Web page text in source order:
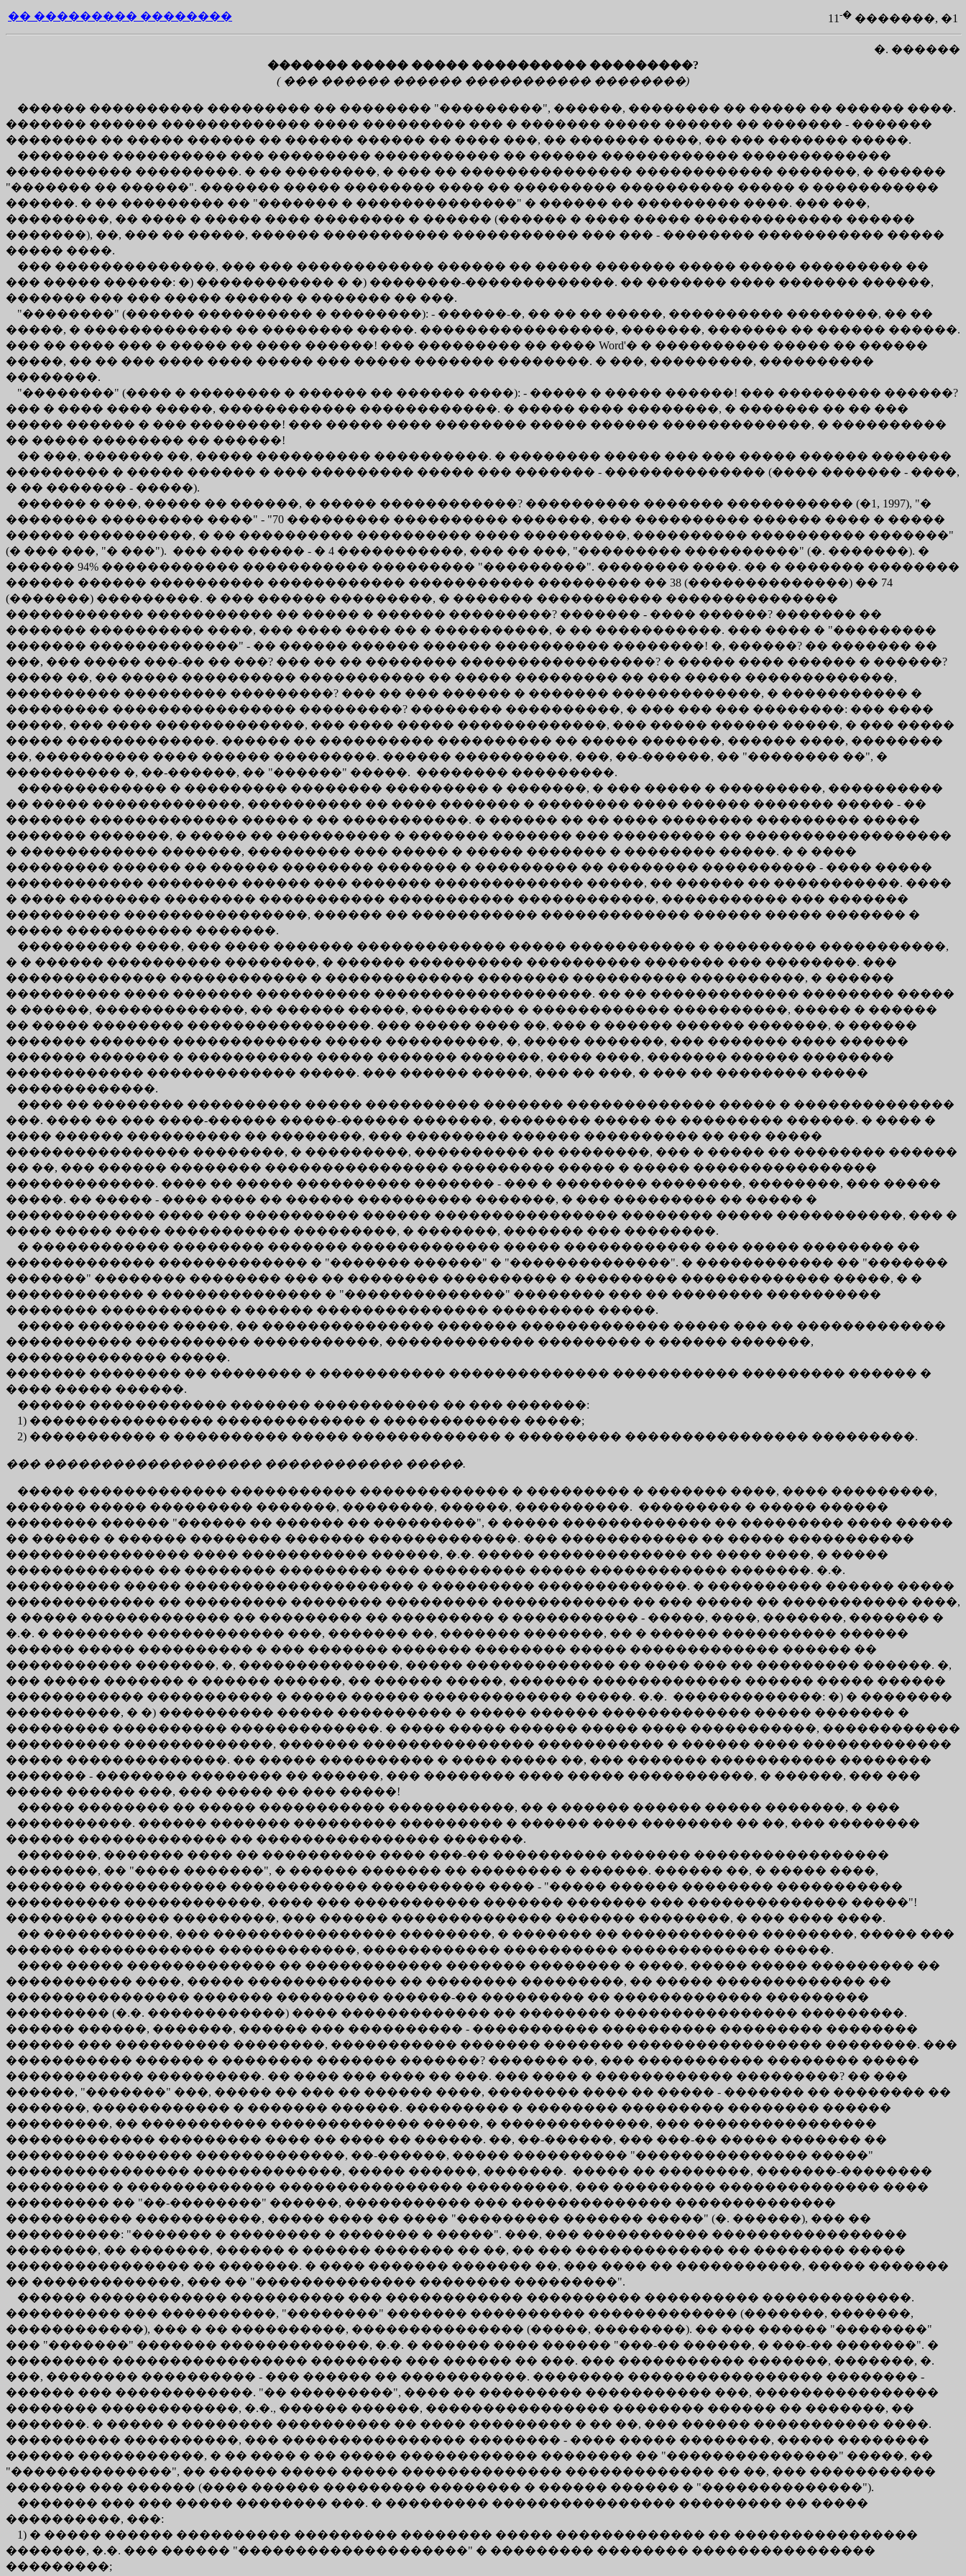
�� ��������� �������� 11 -� �������, �1
�. ������
������� ����� ����� ���������� ���������?
( ��� ������ ������ ����������� ��������)
������ ���������� ��������� �� �������� "���������", ������, �������� �� ����� �� ������ ����.
������� ������ ������������� ���� ��������� ��� � ������� ����� ������ �� ������� - �������
�������� �� ����� ������ �� ������ ������ �� ���� ���, �� ������� ����, �� ��� ������� �����.
�������� ���������� ��� ��������� ����������� �� ������ ������������ �������������
����������� ���������. � �� ��������, � ��� �� ��������������� ������������ �������, � ������
"������� �� ������". ������� ����� �������� ���� �� ��������� ���������� ����� � �����������
������. � �� ��������� �� "������� � ��������������" � ������ �� ��������� ����. ��� ���,
���������, �� ���� � ����� ���� �������� � ������ (������ � ���� ����� ������������� ������
�������), ��, ��� �� �����, ������ ����������� ����������� ��� ��� - �������� ����������� �����
����� ����.
��� ��������������, ��� ��� ������������ ������ �� ����� ������� ����� ����� ��������� ��
��� ����� ������: �) ������������ � �) ��������-�������������. �� ������� ���� ������� ������,
������� ��� ��� ����� ������ � ������� �� ���.
"��������" (������ ���������� � ��������): - ������-�, �� �� �� �����, ���������� ��������, �� ��
�����, � ������������� �� �������� �����. �����������������, �������, ������� �� ������ ������.
��� �� ���� ��� � ����� �� ���� ������! ��� ��������� �� ���� Word'� � ���������� ����� �� ������
�����, �� �� ��� ���� ���� ����� ��� ����� ������� ��������. � ���, ���������, ����������
��������.
"��������" (���� � �������� � ������ �� ������ ����): - ����� � ����� ������! ��� ��������� ������?
��� � ���� ���� �����, ������������ ������������. � ����� ���� ��������, � ������� �� �� ���
����� ������ � ��� ��������! ��� ����� ���� �������� ����� ������ �������������, � ����������
�� ����� �������� �� ������!
�� ���, ������� ��, ����� ���������� ����������. � �������� ����� ��� ��� ����� ������ �������
��������� � ����� ������ � ��� ��������� ����� ��� ������� - �������������� (���� ������� - ����,
� �� ������� - �����).
������ � ���, ����� �� ������, � ����� ������������? ���������� ������� ����������� (�1, 1997), "�
�������� ��������� ����" - "70 ��������� ���������� �������, ��� ���������� ������ ���� � �����
������ ����������, � �� ���������� ���������� ���� ���������, ���������� ���������� �������"
(� ��� ���, "� ���"). ��� ��� ����� - � 4 �����������, ��� �� ���, "��������� ����������" (�. �������). �
������ 94% ������������ ����������� ��������� "���������". �������� ����. �� � ������� ��������
������ ������ ���������� ������������ ����������� ��������� �� 38 (��������������) �� 74
(�������) ���������. � ��� ������ ���������, � ������� ����������� ���������������
������������ ����������� �� ����� � ������ ���������? ������� - ���� ������? ������� ��
������� ���������� ����, ��� ���� ���� �� � ����������, � �� �����������. ��� ���� � "���������
������� �������������" - �� ������ ������ ������ ���������� ��������! �, ������? �� ������� ��
���, ��� ����� ���-�� �� ���? ��� �� �� �������� �����������������? � ����� ���� ������ � ������?
����� ��, �� ����� ���������� ����������� �� ����� ��������� �� ��� ����� �������������,
���������� ��������� ���������? ��� �� ��� ������ � ������� �������������, � ����������� �
��������� ���������������� ���������? �������� ����������, � ��� ��� ��� ��������: ��� ����
�����, ��� ���� �������������, ��� ���� ����� �������������, ��� ����� ������ �����, � ��� �����
����� �������������. ������ �� ���������� ���������� �� ����� �������, ������ ����, ��������
��, ���������� ���� ������ ���������. ������ ����������, ���, ��-������, �� "�������� ��", �
���������� �, ��-������, �� "������" �����. �������� ���������.
������������� � ��������� �������� ��������� � �������, � ��� ����� � ���������, ����������
�� ����� �������������, ���������� �� ���� ������� � �������� ���� ������ ������� ����� - ��
������� ������������� ����� � �� �����������. � ������ �� �� ���� �������� ��������� �����
������� �������, � ����� �� ���������� � ������� ������� ��� ��������� �� ������������������
� ������������ �������, ��������� ��� ����� � ����� ������� � �������� �����. � � ����
��������� ������ �� ������ �������� ������� � ��������� �� �������� ���������� - ���� �����
������������ �������� ������ ��� ������� ������������� �����, �� ������ �� �����������. ����
� ���� �������� �������� ����������� ����������� ������������, ����������� ��� �������
���������� ����������������, ������ �� ����������� ������������� ������ ����� ������� �
����� ����������� �������.
���������� ����, ��� ���� ������� ������������� ����� ����������� � ��������� �����������,
� � ������ ���������� ��������, � ������ ���������� ���������� ������� ��� ��������. ���
�������������� ������������ � ������������� �������� ���������� ����������, � ������
���������� ���� ������� ���������� �������������������. �� �� ������������� �������� �����
� ������, �������������, �� ������ �����, ��������� � ������������ ����������, ����� � ������
�� ����� �������� ����������������. ��� ����� ���� ��, ��� � ������ ������ �������, � ������
������� ������� ������������� ����� ����������, �, ����� �������, ��� ������� ���� ������
������� ������� � ����������� ����� ������� �������, ���� ����, ������� ������ ��������
������������ ������������� �����. ��� ������ �����, ��� �� ���, � ��� �� �������� �����
�������������.
���� �� �������� ���������� ����� ���������� ������� ������������� ����� � ��������������
���. ���� �� ��� ����-������ �����-������ �������, �������� ����� �� ��������� ������. � ���� �
���� ������ ���������� �� ��������, ��� ��������� ������ ���������� �� ��� �����
���������������� ��������, � ���������, ���������� �� ��������, ��� � ����� �� �������� ������
�� ��, ��� ������ �������� ���������������� ��������� ����� � ����� ����������������
�������������. ���� �� ����� ���������� ������� - ��� � �������� ��������, ��������, ��� �����
�����. �� ����� - ���� ���� �� ������ ���������� �������, � ��� ��������� �� ����� �
������������� ���� ��� ���������� ������ ���������������� �������� ����� �����������, ��� �
���� ����� ���� ����������� ���������, � �������, ������� ��� ��������.
� ������������ �������� ������� ������������� ����� ������������ ��� ����� �������� ��
������������� ������������� � "������� ������" � "��������������". � ������������ �� "�������
�������" �������� �������� ��� �� �������� ���������� � ��������� ������������� �����, � �
������������ � �������������� � "��������������" �������� ��� �� �������� ����������
�������� ����������� � ������ ��������������� ��������� �����.
����� �������� �����, �� ��������������� ������� ������������� ����� ��� �� �������������
����������� ���������� �����������, ������������� ��������� � ������ �������,
�������������� �����.
������� �������� �� �������� � ����������� �������������� ����������� ��������� ������ �
���� ����� ������.
������ ������������ ������� ����������� �� ��� �������:
1) ���������������� ������������� � ������������ �����;
2) ����������� � ���������� ����� ������������� � ��������� ���������������� ���������.
��� ������������������� ������������ �����.
����� ������������� ����������� ������������� � ��������� � ������� ����, ���� ���������,
������� ����� ��������� �������, ��������, ������, ����������. ��������� � ����� ������
�������� ������ "������ �� ������ �� ���������", � ����� ������������� �� ��������� ���� �����
�� ������ � ������ �������� ������� �������������. ��� ������������ �� ����� �����������
���������������� ���� ����������� ������, �.�. ����� ������������� �� ���� ����, � �����
������������� �� �������� ��������� ��� ��������� ����� ������������ �������. �.�.
���������� ����� �������������������� � ��������� �������������. � ���������� ������ �����
������������� �� ��������� �������� ��������� ������������ �� ��� ����� �� ����������� ����,
� ����� ������������� �� ��������� �� ��������� � ����������� - �����, ����, �������, ������� �
�.�. � �������� ������������ ���, ������� ��, ������� �������, �� � ������ ���������� ������
������ ����� ���������� � ��� ������� ������� �������� ����� ������������� ������ ��
����������� �������, �, ��������������, ����� ������������� �� ���� ��� �� ��������� ������. �,
��� ����� ������� � ������ ������, �� ������ �����, ������� ������������� ������ ����� ������
������������ ����������� � ����� ������ ������������� �����. �.�. �������������: �) � ��������
����������, � �) ���������� ����� ���������� � ����� ������ ������������� ����� ������� �
��������� ���������� �������������. � ���� ����� ������ ����� ���� �����������, ������������
���������� �������������, ������� ��������������� ����������� � ������ ���� �������������
����� ��������������. �� ����� ���������� � ���� ����� ��, ��� ������� ����������� ��������
������� - �������� �������� �� ������, ��� �������� ���� ����� �����������, � ������, ��� ���
����� ������ ���, ��� ����� �� ��� �����!
����� �������� �� ����� ����������� �����������, �� � ������ ������ ����� �������, � ���
�����������. ������ ������� ��������� ��������� � ������ ���� �������� �� ��, ��� ��������
������ ������������� �� ���������������� �������.
�������, ������� ���� �� ���������� ���� ���-�� ���������� ������� �����������������
��������, �� "���� �������", � ������ ������� �� �������� � ������. ������ ��, � ����� ����,
������� ������������ ������������ ���������� ���� - "����� ������ �������� �����������
���������� ������������, ���� ��� ����������� ������� ������� ��� �������������� �����"!
�������� ������ ���������, ��� ������ �������������� ������� ��������, � ��� ���� ����.
�� �����������, ��� ���������������� ��������, � ������� �� ������������ ��������, ����� ���
������ ������������ ������������, ������������ ���������� ������������� �����.
���� ����� ������������� �� ������������ ������� �������� � ����, ����� ����� ��������� ��
����������� ����, ����� ������������� �� �������� ���������, �� ����� ������������� ��
���������������� ������� ��������� ������-�� ��������� �� ������������� ���������
��������� (�.�. ������������) ���� ������������� �� �������� ���������������� ���������.
������ ������, �������, ������ ��� ���������� - ����������� ���������� ��������� ��������
������ ��� ���������� ��������, ����������� ������� ������� ����������������� ��������. ���
����������� ������ � �������� ������� �������? ������� ��, ��� ����������� �������� �����
������������ ����������. �� ���� ��� ���� �� ���. ��� ���� � ������������ ���������? �� ���
������, "�������" ���, ����� �� ��� �� ������ ����, �������� ���� �� ����� - ������� �� �������� ��
�������, ������������ � ������� ������. ��������� � �������� ��������� �������� ������
���������, �� ����������� ������������� �����, � �������������, ��� ����������������
������������� ��������� ���� �� ���� �� ������. ��, ��-������, ��� ���-�� ����� ������� ��
��������� ������� �������������, ��-������, ����� ���������� "��������������� �����"
���������������� �������������, ����� ������, �������. ����� �� ��������, �������-��������
��������� � ������������� ���������������� ���������, ��� ��������� �������������� ����
��������� �� "��-��������" ������, ����������� ��� �������������� ��������������
����������� �����������, ����� ���� �� ���� "��������� ������� �����" (�. ������), ��� ��
����������: "������� � �������� � ������� � �����". ���, ��� ����������� �����������������
��������, �� �������, ������ � ������ ������� �� ��, �� ��� ������������� �� �������� �����
���������������� �� �������. � ���� ������� ������� ��, ��� ���� �� �����������, ����� �������
�� �������������, ��� �� "�������������� �������� ���������".
������ ������������ ���������� ��� ������������ ���������� ���������� �������������.
���������� ��� ����������, "��������" ������� ���������� ������������� (�������, �������,
������������), ��� � �� ����������, ��������������� (�����, ��������). �� ��� ������ "��������"
��� "�������" ������� �������������, �.�. � ������ ���� ������ "���-�� ������, � ���-�� �������". �
��������� ����������������� �������� ��� ������ �� ���. ��� ����������� �������, �������, �.
���, �������� ���������� - ��� ������ �� �����������. �������� ����������������� �������� -
������ ��� ������������. "�� ���������", ���� �� ��������� ����������� ���, ����������������
�������� ������������, �.�., ������ ������, ���������������� �������� ������ �� �������, ��
�������. � ����� � �������� ���������� �� ���� ��������� � �� ��, ��� ������ ����������� ����.
���������� ����������, ��� ���������������� �������� - ���� ����� ��������, ����� ��������
������ �����������, � �� ���� � �� ����� ������������ �������� �� "���������������" �����, ��
"��������������", �� ������ ����� ����� �������������� ������������� �� ��, ��� �����������
������� ��� ������ (���� ������ ��������� �������� � ������ ������ � "��������������").
������� ��� ��� ����� �������� ���. � ��������� ���������������� ��������� �� �����
����������, ���:
1) � ����� ������ ���������� ��������� �������� ����� ������������� �� ����������������
�������, �.�. ��� ������ "��������������������" � ��������� �������� ����������������
���������;